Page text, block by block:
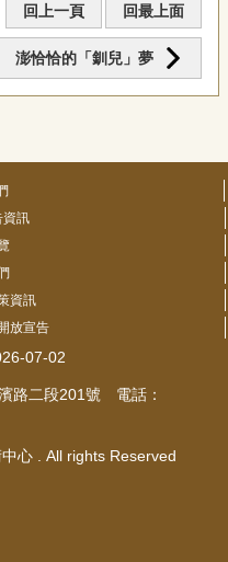
回上一頁 回最上面
澎恰恰的「釧兒」夢
資訊
資訊
放宣告
07-02
路二段201號 電話：
心 . All rights Reserved